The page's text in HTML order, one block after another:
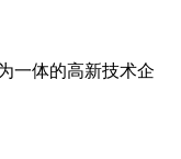
一体的高新技术企